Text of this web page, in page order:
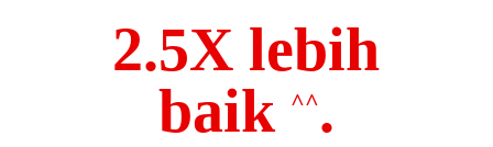
2.5X lebih
baik ^^.